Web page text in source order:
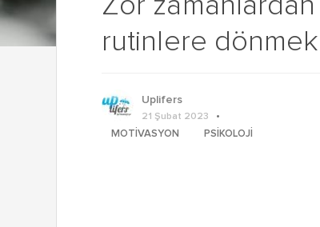
Zor zamanlardan
rutinlere
Uplifers
21 Şubat 2023
MOTIVASYON PSIKOLOJI